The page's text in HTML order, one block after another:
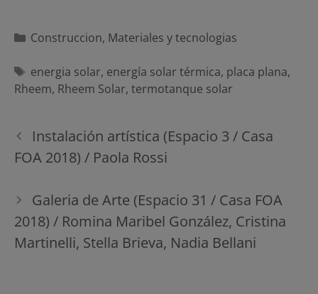
Categorías
Construccion, Materiales y tecnologias
Etiquetas
energia solar, energía solar térmica, placa plana,
Rheem, Rheem Solar, termotanque solar
Navegación
de
entradas
Instalación artística (Espacio 3 / Casa
FOA 2018) / Paola Rossi
Galeria de Arte (Espacio 31 / Casa FOA
2018) / Romina Maribel González, Cristina
Martinelli, Stella Brieva, Nadia Bellani